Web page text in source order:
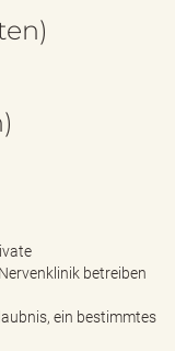
betreiben
ein bestimmtes